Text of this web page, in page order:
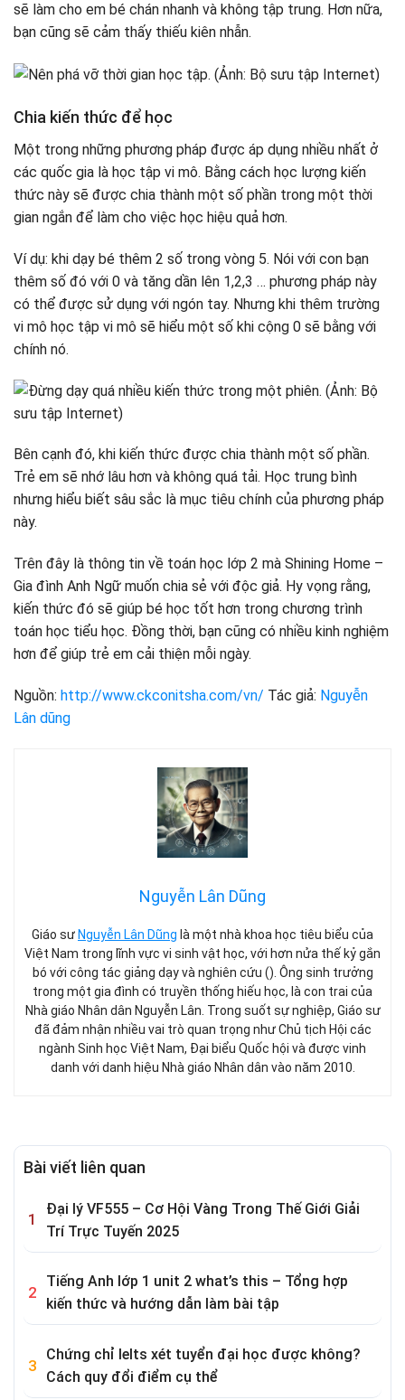
sẽ làm cho em bé chán nhanh và không tập trung. Hơn nữa,
bạn cũng sẽ cảm thấy thiếu kiên nhẫn.
Chia kiến ​​thức để học
Một trong những phương pháp được áp dụng nhiều nhất ở
các quốc gia là học tập vi mô. Bằng cách học lượng kiến ​​
thức này sẽ được chia thành một số phần trong một thời
gian ngắn để làm cho việc học hiệu quả hơn.
Ví dụ: khi dạy bé thêm 2 số trong vòng 5. Nói với con bạn
thêm số đó với 0 và tăng dần lên 1,2,3 … phương pháp này
có thể được sử dụng với ngón tay. Nhưng khi thêm trường
vi mô học tập vi mô sẽ hiểu một số khi cộng 0 sẽ bằng với
chính nó.
Bên cạnh đó, khi kiến ​​thức được chia thành một số phần.
Trẻ em sẽ nhớ lâu hơn và không quá tải. Học trung bình
nhưng hiểu biết sâu sắc là mục tiêu chính của phương pháp
này.
Trên đây là thông tin về toán học lớp 2 mà Shining Home –
Gia đình Anh Ngữ muốn chia sẻ với độc giả. Hy vọng rằng,
kiến ​​thức đó sẽ giúp bé học tốt hơn trong chương trình
toán học tiểu học. Đồng thời, bạn cũng có nhiều kinh nghiệm
hơn để giúp trẻ em cải thiện mỗi ngày.
Nguồn: http://www.ckconitsha.com/vn/ Tác giả: Nguyễn
Lân dũng
Nguyễn Lân Dũng
Giáo sư Nguyễn Lân Dũng là một nhà khoa học tiêu biểu của
Việt Nam trong lĩnh vực vi sinh vật học, với hơn nửa thế kỷ gắn
bó với công tác giảng dạy và nghiên cứu (). Ông sinh trưởng
trong một gia đình có truyền thống hiếu học, là con trai của
Nhà giáo Nhân dân Nguyễn Lân. Trong suốt sự nghiệp, Giáo sư
đã đảm nhận nhiều vai trò quan trọng như Chủ tịch Hội các
ngành Sinh học Việt Nam, Đại biểu Quốc hội và được vinh
danh với danh hiệu Nhà giáo Nhân dân vào năm 2010.
Bài viết liên quan
Đại lý VF555 – Cơ Hội Vàng Trong Thế Giới Giải
Trí Trực Tuyến 2025
Tiếng Anh lớp 1 unit 2 what’s this – Tổng hợp
kiến thức và hướng dẫn làm bài tập
Chứng chỉ Ielts xét tuyển đại học được không?
Cách quy đổi điểm cụ thể